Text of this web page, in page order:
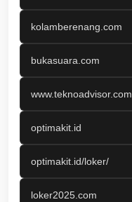
kolamberenang.com
bukasuara.com
www.teknoadvisor.com
optimakit.id
optimakit.id/loker/
loker2025.com